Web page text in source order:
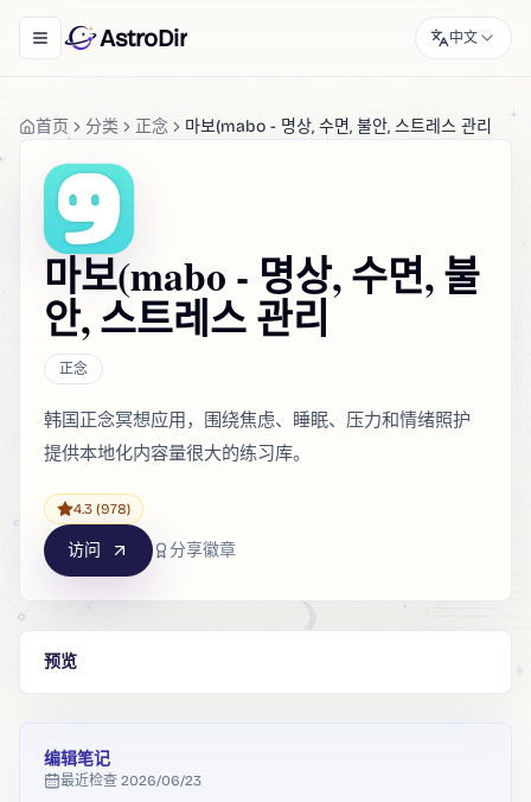
Toggle navigation menu
AstroDir 中文
首页 分类 正念 마보(mabo - 명상, 수면, 불안, 스트레스 관리
마보(mabo - 명상, 수면, 불
안, 스트레스 관리
正念
韩国正念冥想应用，围绕焦虑、睡眠、压力和情绪照护
提供本地化内容量很大的练习库。
4.3 (978)
访问 分享徽章
预览
编辑笔记
最近检查 2026/06/23